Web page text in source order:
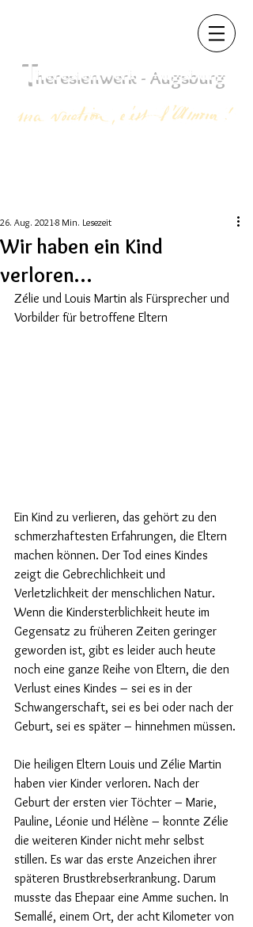
Theresienwerk - Augsburg
Wir haben ein Kind
verloren…
26. Aug. 20218 Min. Lesezeit
Zélie und Louis Martin als Fürsprecher und
Vorbilder für betroffene Eltern
Ein Kind zu verlieren, das gehört zu den
schmerzhaftesten Erfahrungen, die Eltern
machen können. Der Tod eines Kindes
zeigt die Gebrechlichkeit und
Verletzlichkeit der menschlichen Natur.
Wenn die Kindersterblichkeit heute im
Gegensatz zu früheren Zeiten geringer
geworden ist, gibt es leider auch heute
noch eine ganze Reihe von Eltern, die den
Verlust eines Kindes – sei es in der
Schwangerschaft, sei es bei oder nach der
Geburt, sei es später – hinnehmen müssen.
Die heiligen Eltern Louis und Zélie Martin
haben vier Kinder verloren. Nach der
Geburt der ersten vier Töchter – Marie,
Pauline, Léonie und Hélène – konnte Zélie
die weiteren Kinder nicht mehr selbst
stillen. Es war das erste Anzeichen ihrer
späteren Brustkrebserkrankung. Darum
musste das Ehepaar eine Amme suchen. In
Semallé, einem Ort, der acht Kilometer von